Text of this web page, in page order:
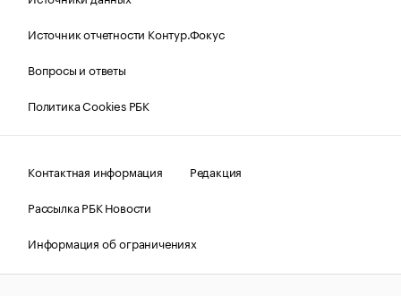
Источник отчетности Контур.Фокус
Вопросы и ответы
Политика Cookies РБК
Контактная информация
Редакция
Рассылка РБК Новости
Информация об ограничениях
Правовая информация
О соблюдении авторских прав